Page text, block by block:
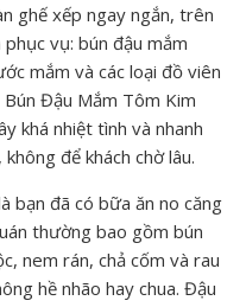
ghế xếp ngay ngắn, trên
vụ: bún đậu mắm
mắm và các loại đồ viên
Đậu Mắm Tôm Kim
khá nhiệt tình và nhanh
để khách chờ lâu.
bạn đã có bữa ăn no căng
thường bao gồm bún
nem rán, chả cốm và rau
hề nhão hay chua. Đậu